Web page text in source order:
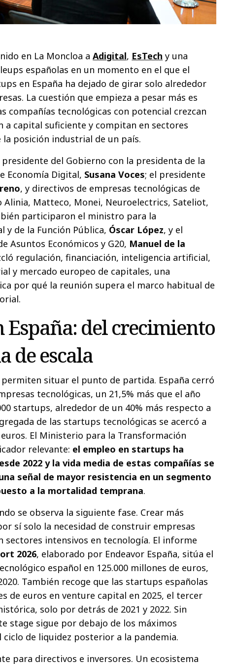
en La Moncloa aAdigital, EsTech y una
españolas en un momento en el que el
en España ha dejado de girar solo alrededor
La cuestión que empieza a pesar más es
compañías tecnológicas con potencial crezcan
a capital suficiente y compitan en sectores
la posición industrial de un país.
del Gobierno con la presidenta de la
Economía Digital, Susana Voces; el presidente
, y directivos de empresas tecnológicas de
Matteco, Monei, Neuroelectrics, Sateliot,
participaron el ministro para la
de la Función Pública, Óscar López, y el
Asuntos Económicos y G20, Manuel de la
regulación, financiación, inteligencia artificial,
y mercado europeo de capitales, una
por qué la reunión supera el marco habitual de
España: del crecimiento
de escala
situar el punto de partida. España cerró
tecnológicas, un 21,5% más que el año
startups, alrededor de un 40% más respecto a
de las startups tecnológicas se acercó a
El Ministerio para la Transformación
relevante: el empleo en startups ha
2022 y la vida media de estas compañías se
señal de mayor resistencia en un segmento
a la mortalidad temprana.
se observa la siguiente fase. Crear más
sí solo la necesidad de construir empresas
sectores intensivos en tecnología. El informe
2026, elaborado por Endeavor España, sitúa el
español en 125.000 millones de euros,
También recoge que las startups españolas
de euros en venture capital en 2025, el tercer
solo por detrás de 2021 y 2022. Sin
stage sigue por debajo de los máximos
de liquidez posterior a la pandemia.
para directivos e inversores. Un ecosistema